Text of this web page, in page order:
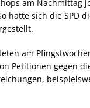
am Nachmittag
hatte sich die SPD
am
Petitionen gegen